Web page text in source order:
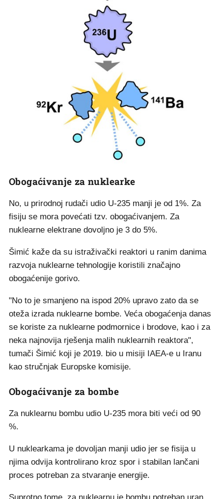
Obogaćivanje za nuklearke
No, u prirodnoj rudači udio U-235 manji je od 1%. Za
fisiju se mora povećati tzv. obogaćivanjem. Za
nuklearne elektrane dovoljno je 3 do 5%.
Šimić kaže da su istraživački reaktori u ranim danima
razvoja nuklearne tehnologije koristili značajno
obogaćenije gorivo.
"No to je smanjeno na ispod 20% upravo zato da se
oteža izrada nuklearne bombe. Veća obogaćenja danas
se koriste za nuklearne podmornice i brodove, kao i za
neka najnovija rješenja malih nuklearnih reaktora",
tumači Šimić koji je 2019. bio u misiji IAEA-e u Iranu
kao stručnjak Europske komisije.
Obogaćivanje za bombe
Za nuklearnu bombu udio U-235 mora biti veći od 90
%.
U nuklearkama je dovoljan manji udio jer se fisija u
njima odvija kontrolirano kroz spor i stabilan lančani
proces potreban za stvaranje energije.